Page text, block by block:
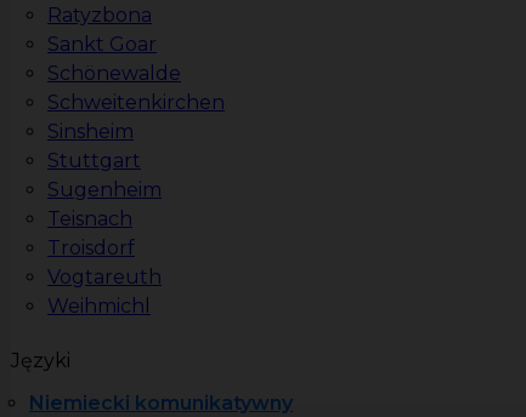
Ratyzbona
Sankt Goar
Schönewalde
Schweitenkirchen
Sinsheim
Stuttgart
Sugenheim
Teisnach
Troisdorf
Vogtareuth
Weihmichl
Języki
Niemiecki komunikatywny